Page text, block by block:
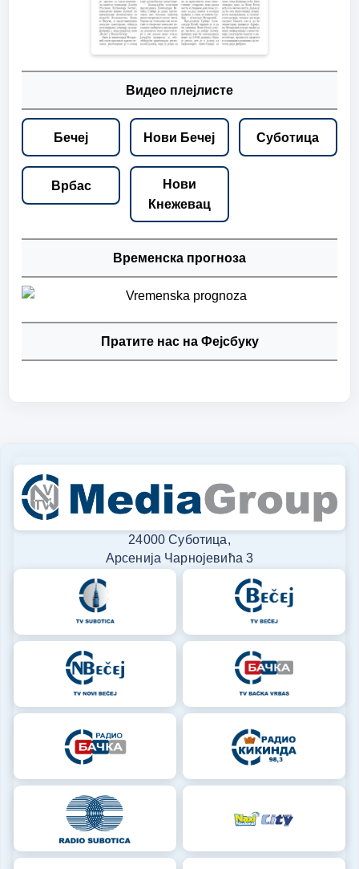
Видео плејлисте
Бечеј Нови Бечеј Суботица
Врбас
Нови
Кнежевац
Временска прогноза
Пратите нас на Фејсбуку
24000 Суботица,
Арсенија Чарнојевића 3